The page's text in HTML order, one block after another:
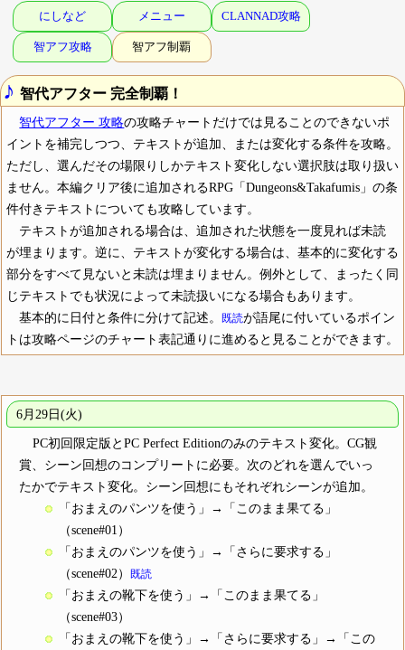
にしなど メニュー CLANNAD攻略
智アフ攻略 智アフ制覇
♪ 智代アフター 完全制覇！
智代アフター 攻略の攻略チャートだけでは見ることのできないポ
イントを補完しつつ、テキストが追加、または変化する条件を攻略。
ただし、選んだその場限りしかテキスト変化しない選択肢は取り扱い
ません。本編クリア後に追加されるRPG「Dungeons&Takafumis」の条
件付きテキストについても攻略しています。
テキストが追加される場合は、追加された状態を一度見れば未読
が埋まります。逆に、テキストが変化する場合は、基本的に変化する
部分をすべて見ないと未読は埋まりません。例外として、まったく同
じテキストでも状況によって未読扱いになる場合もあります。
基本的に日付と条件に分けて記述。既読が語尾に付いているポイン
トは攻略ページのチャート表記通りに進めると見ることができます。
6月29日(火)
PC初回限定版とPC Perfect Editionのみのテキスト変化。CG観
賞、シーン回想のコンプリートに必要。次のどれを選んでいっ
たかでテキスト変化。シーン回想にもそれぞれシーンが追加。
「おまえのパンツを使う」→「このまま果てる」
（scene#01）
「おまえのパンツを使う」→「さらに要求する」
（scene#02）
既読
「おまえの靴下を使う」→「このまま果てる」
（scene#03）
「おまえの靴下を使う」→「さらに要求する」→「この